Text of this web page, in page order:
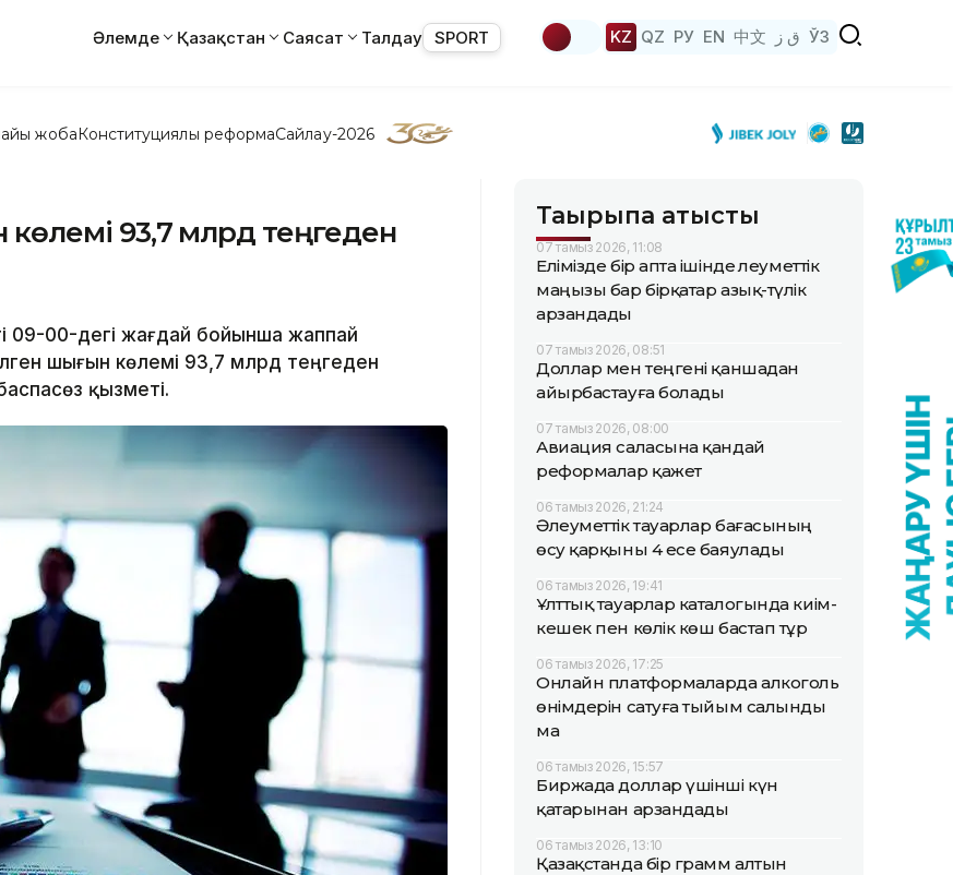
Әлемде Қазақстан Саясат Талдау SPORT KZ QZ РУ EN 中文 ق ز ЎЗ
жобаКонституциялық реформаСайлау-2026
көлемі 93,7 млрд теңгеден
09-00-дегі жағдай бойынша жаппай
шығын көлемі 93,7 млрд теңгеден
қызметі.
Тақырыпқа қатысты
07 тамыз 2026, 11:08
Елімізде бір апта ішінде әлеуметтік
маңызы бар бірқатар азық-түлік
арзандады
07 тамыз 2026, 08:51
Доллар мен теңгені қаншадан
айырбастауға болады
07 тамыз 2026, 08:00
Авиация саласына қандай
реформалар қажет
06 тамыз 2026, 21:24
Әлеуметтік тауарлар бағасының
өсу қарқыны 4 есе баяулады
06 тамыз 2026, 19:41
Ұлттық тауарлар каталогында киім-
кешек пен көлік көш бастап тұр
06 тамыз 2026, 17:25
Онлайн платформаларда алкоголь
өнімдерін сатуға тыйым салынды
ма
06 тамыз 2026, 15:57
Биржада доллар үшінші күн
қатарынан арзандады
06 тамыз 2026, 13:10
Қазақстанда бір грамм алтын